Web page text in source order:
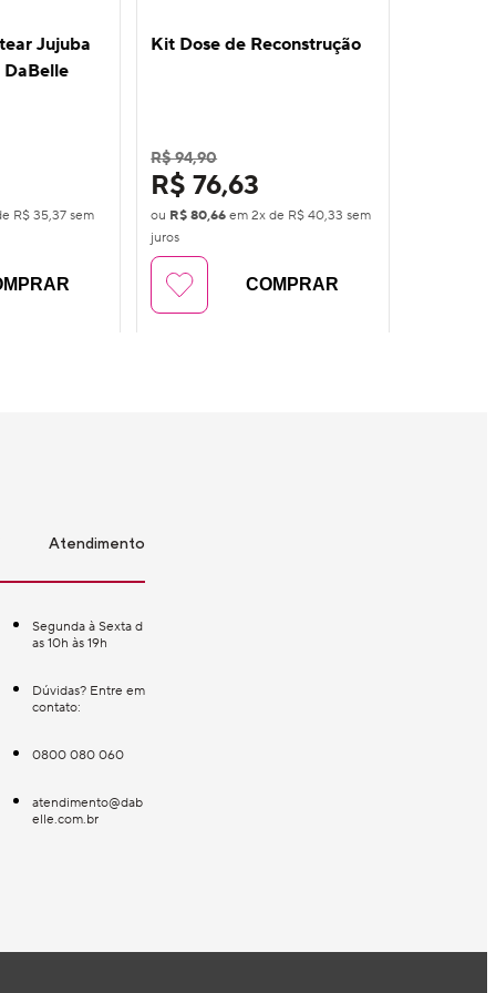
Jujuba
DaBelle
R$ 35,37 sem
Kit Dose de Reconstrução
R$ 94,90
R$ 76,63
ou R$ 80,66 em2x de R$ 40,33 sem
juros
COMPRAR
Atendimento
Segunda à Sexta d
as 10h às 19h
Dúvidas? Entre em
contato:
0800 080 060
atendimento@dab
elle.com.br